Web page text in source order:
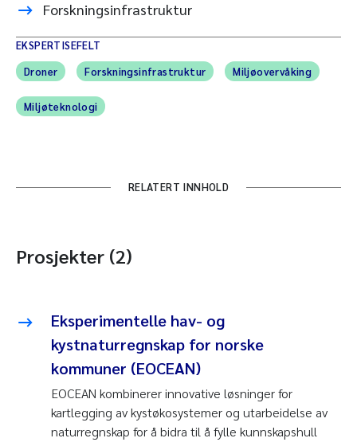
Forskningsinfrastruktur
EKSPERTISEFELT
Droner
Forskningsinfrastruktur Miljøovervåking
Miljøteknologi
RELATERT INNHOLD
Prosjekter (2)
Eksperimentelle hav- og
kystnaturregnskap for norske
kommuner (EOCEAN)
EOCEAN kombinerer innovative løsninger for
kartlegging av kystøkosystemer og utarbeidelse av
naturregnskap for å bidra til å fylle kunnskapshull